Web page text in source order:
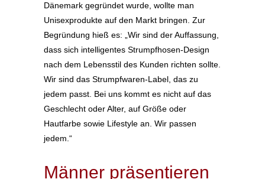
Dänemark gegründet wurde, wollte man
Unisexprodukte auf den Markt bringen. Zur
Begründung hieß es: „Wir sind der Auffassung,
dass sich intelligentes Strumpfhosen-Design
nach dem Lebensstil des Kunden richten sollte.
Wir sind das Strumpfwaren-Label, das zu
jedem passt. Bei uns kommt es nicht auf das
Geschlecht oder Alter, auf Größe oder
Hautfarbe sowie Lifestyle an. Wir passen
jedem.“
Männer präsentieren